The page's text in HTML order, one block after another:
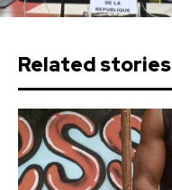
Related stories